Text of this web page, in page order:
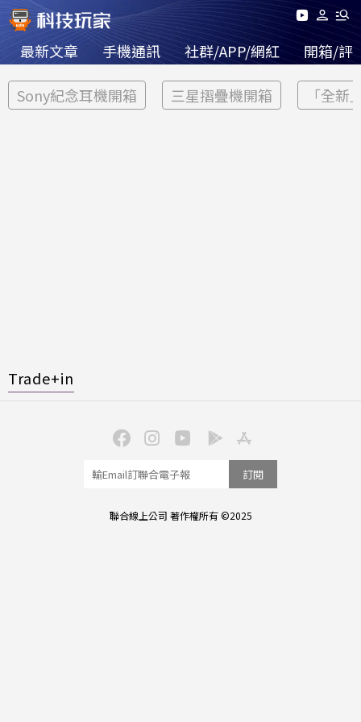
最新文章 手機通訊 社群/APP/網紅 開箱/評
Sony紀念耳機開箱 三星摺疊機開箱 「全新
Trade+in
訂閱
聯合線上公司 著作權所有 ©2025